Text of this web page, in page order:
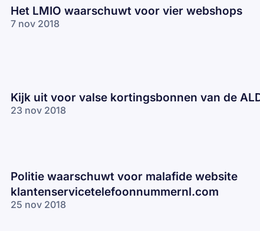
Het LMIO waarschuwt voor vier webshops
7 nov 2018
Kijk uit voor valse kortingsbonnen van de
23 nov 2018
Politie waarschuwt voor malafide website
klantenservicetelefoonnummernl.com
25 nov 2018